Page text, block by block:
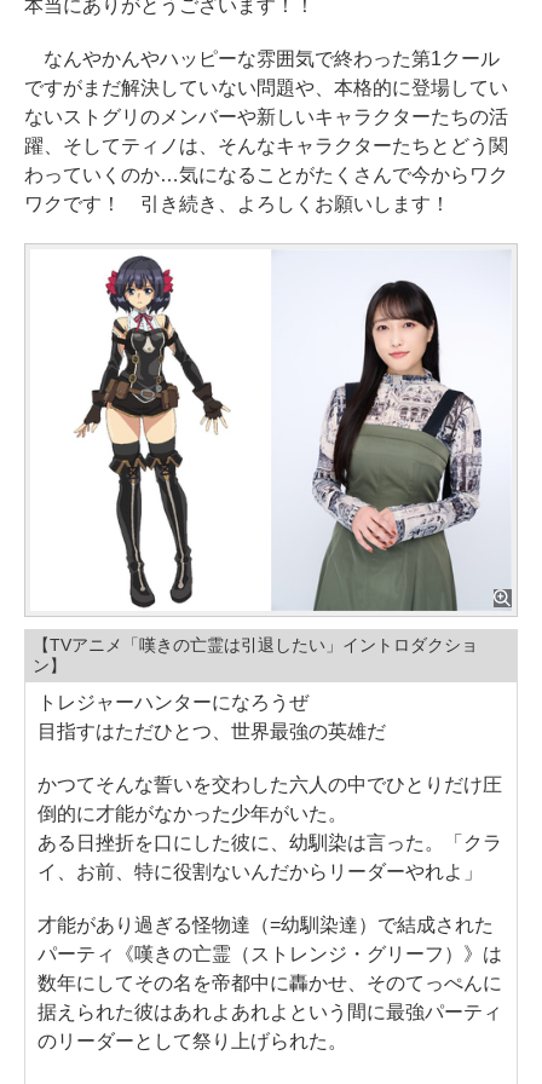
本当にありがとうございます！！
なんやかんやハッピーな雰囲気で終わった第1クール
ですがまだ解決していない問題や、本格的に登場してい
ないストグリのメンバーや新しいキャラクターたちの活
躍、そしてティノは、そんなキャラクターたちとどう関
わっていくのか…気になることがたくさんで今からワク
ワクです！ 引き続き、よろしくお願いします！
【TVアニメ「嘆きの亡霊は引退したい」イントロダクショ
ン】
トレジャーハンターになろうぜ
目指すはただひとつ、世界最強の英雄だ
かつてそんな誓いを交わした六人の中でひとりだけ圧
倒的に才能がなかった少年がいた。
ある日挫折を口にした彼に、幼馴染は言った。「クラ
イ、お前、特に役割ないんだからリーダーやれよ」
才能があり過ぎる怪物達（=幼馴染達）で結成された
パーティ《嘆きの亡霊（ストレンジ・グリーフ）》は
数年にしてその名を帝都中に轟かせ、そのてっぺんに
据えられた彼はあれよあれよという間に最強パーティ
のリーダーとして祭り上げられた。